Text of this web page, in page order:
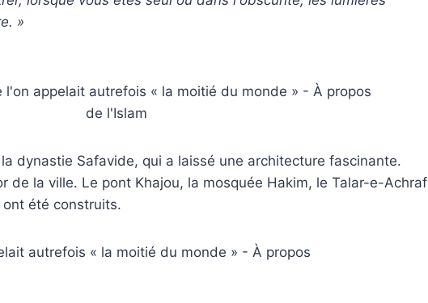
»
dynastie Safavide, qui a laissé une architecture fascinante.
de la ville. Le pont Khajou, la mosquée Hakim, le Talar-e-Achraf
été construits.